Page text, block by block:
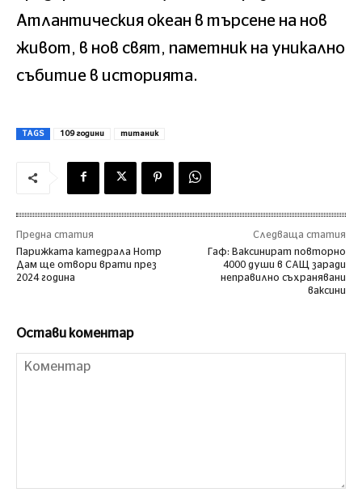
Атлантическия океан в търсене на нов
живот, в нов свят, паметник на уникално
събитие в историята.
TAGS 109 години титаник
Предна статия
Парижката катедрала Нотр
Дам ще отвори врати през
2024 година
Следваща статия
Гаф: Ваксинират повторно
4000 души в САЩ заради
неправилно съхранявани
ваксини
Остави коментар